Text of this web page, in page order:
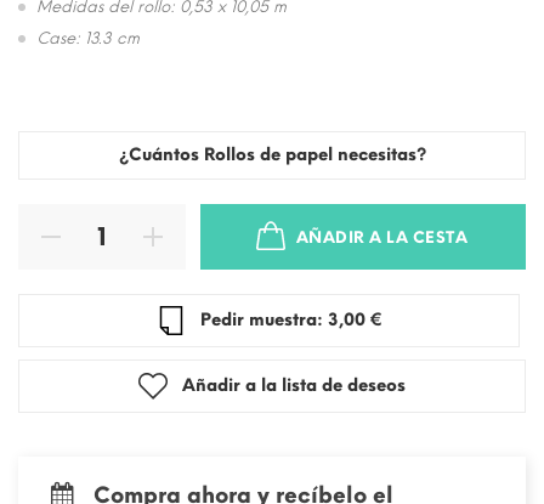
Medidas del rollo: 0,53 x 10,05 m
Case: 13.3 cm
¿Cuántos Rollos de papel necesitas?
AÑADIR A LA CESTA
Pedir muestra: 3,00 €
Añadir a la lista de deseos
Compra ahora y recíbelo el